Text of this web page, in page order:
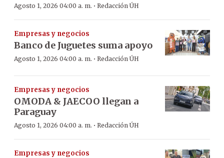
Agosto 1, 2026 04:00 a. m. · Redacción ÚH
Empresas y negocios
Banco de Juguetes suma apoyo
Agosto 1, 2026 04:00 a. m. · Redacción ÚH
Empresas y negocios
OMODA & JAECOO llegan a
Paraguay
Agosto 1, 2026 04:00 a. m. · Redacción ÚH
Empresas y negocios